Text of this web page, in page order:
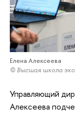
Елена Алексеева
© Высшая школа
Управляющий
Алексеева